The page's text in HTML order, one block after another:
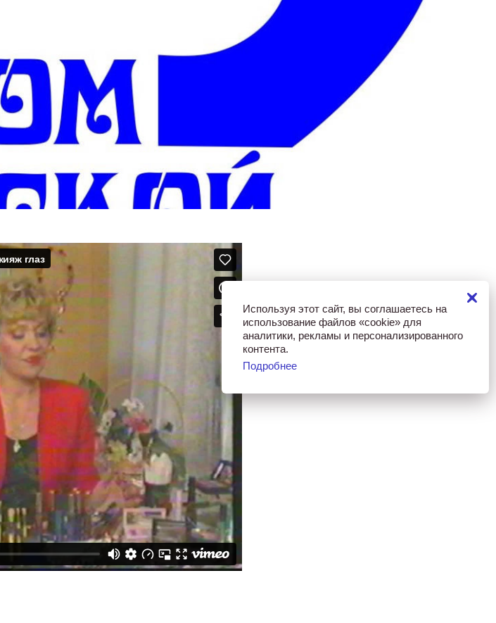
Используя этот сайт, вы соглашаетесь на
использование файлов «cookie» для
аналитики, рекламы и персонализированного
контента.
Подробнее